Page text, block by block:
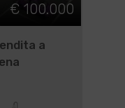
€ 100.000
a